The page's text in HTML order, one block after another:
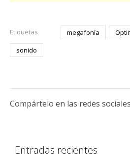
Etiquetas megafonía
sonido
Compártelo en las redes sociales
Entradas recientes